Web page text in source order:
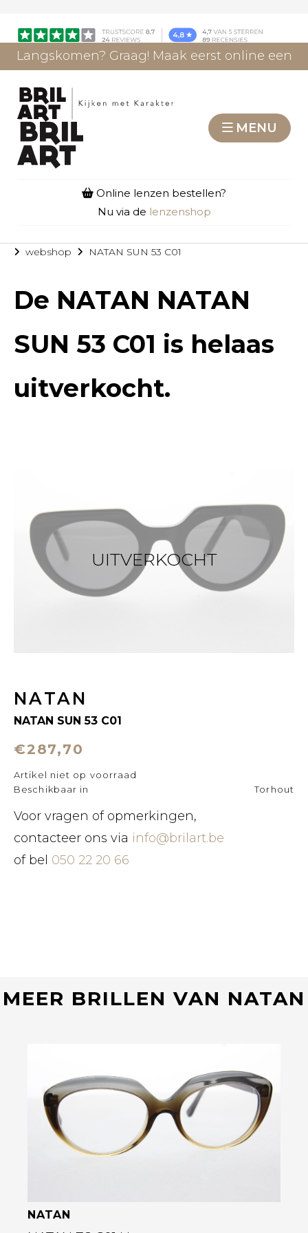
Langskomen? Graag! Maak eerst online een
MENU
Online lenzen bestellen?
Nu via de lenzenshop
webshop NATAN SUN 53 C01
De NATAN NATAN
SUN 53 C01 is helaas
uitverkocht.
UITVERKOCHT
NATAN
NATAN SUN 53 C01
€287,70
Artikel niet op voorraad
Beschikbaar in
Torhout
Voor vragen of opmerkingen,
contacteer ons via info@brilart.be
of bel 050 22 20 66
MEER BRILLEN VAN NATAN
Bekijk deze bril
NATAN